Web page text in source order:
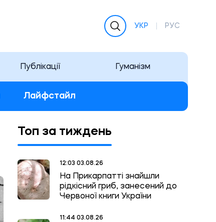
УКР РУС
Публікації Гуманізм
Лайфстайл
Топ за тиждень
12:03 03.08.26
На Прикарпатті знайшли
рідкісний гриб, занесений до
Червоної книги України
11:44 03.08.26